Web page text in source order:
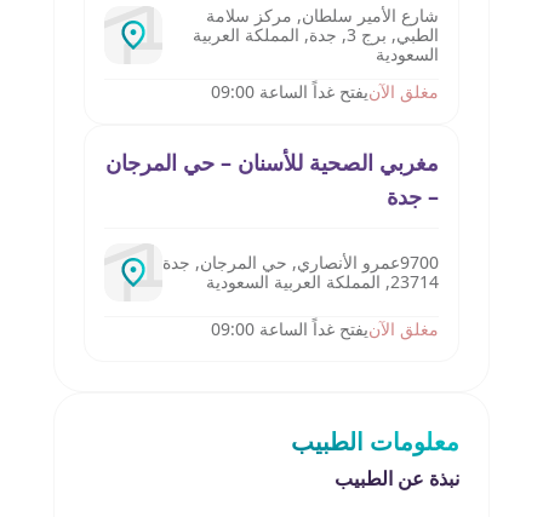
شارع الأمير سلطان, مركز سلامة
الطبي, برج 3, جدة, المملكة العربية
السعودية
مغلق الآنيفتح غداً الساعة 09:00
مغربي الصحية للأسنان – حي المرجان
– جدة‎
9700عمرو الأنصاري, حي المرجان, جدة
23714, المملكة العربية السعودية
مغلق الآنيفتح غداً الساعة 09:00
معلومات الطبيب
نبذة عن الطبيب